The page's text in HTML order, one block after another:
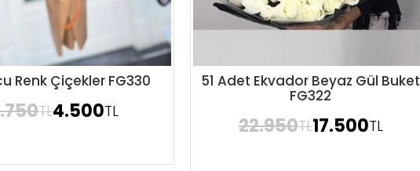
Sipariş Ver
Renk Çiçekler FG330
TL4.500TL
Sipariş Ver
51 Adet Ekvador Beyaz Gül Buket
FG322
22.950TL17.500TL